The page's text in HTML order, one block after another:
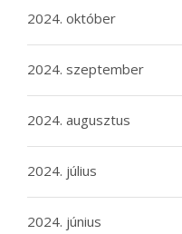
2024. október
2024. szeptember
2024. augusztus
2024. július
2024. június